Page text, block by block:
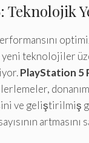
Teknolojik
yeni teknolojiler
PlayStation 5
ve geliştirilmiş
artmasını